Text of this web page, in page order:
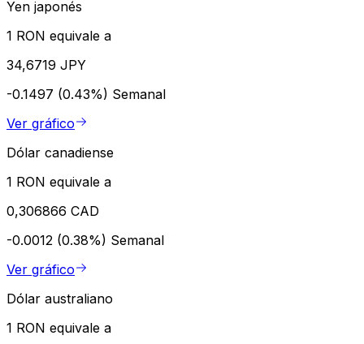
Yen japonés
1 RON equivale a
34,6719 JPY
-0.1497 (0.43%) Semanal
Ver gráfico
Dólar canadiense
1 RON equivale a
0,306866 CAD
-0.0012 (0.38%) Semanal
Ver gráfico
Dólar australiano
1 RON equivale a